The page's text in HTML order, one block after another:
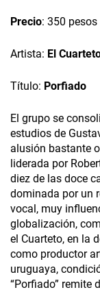
Precio: 350 pesos
Artista: El
Título: Porfiado
El grupo se
estudios de
alusión bastante
liderada por
diez de las doce
dominada por un
vocal, muy
globalización,
el Cuarteto, en la
como productor
uruguaya,
“Porfiado” remite